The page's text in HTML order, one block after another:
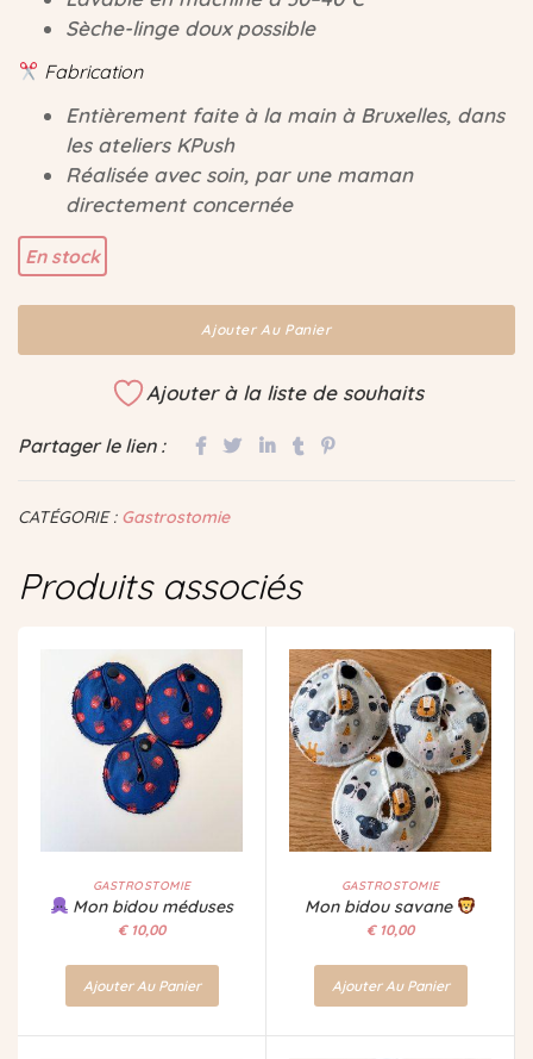
Sèche-linge doux possible
Fabrication
Entièrement faite à la main à Bruxelles, dans
les ateliers KPush
Réalisée avec soin, par une maman
directement concernée
En stock
Ajouter Au Panier
Ajouter à la liste de souhaits
Partager le lien :
CATÉGORIE : Gastrostomie
Produits associés
GASTROSTOMIE
Mon bidou méduses
€10,00
Ajouter Au Panier
GASTROSTOMIE
Mon bidou savane
€10,00
Ajouter Au Panier